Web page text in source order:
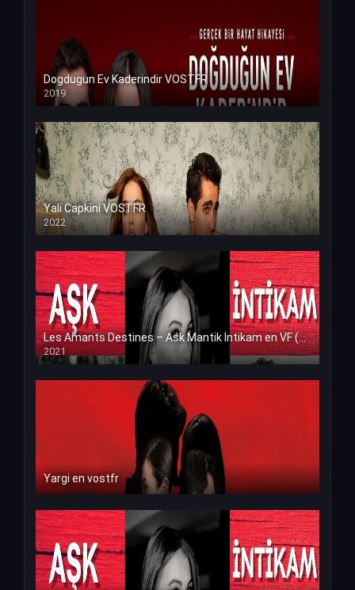
Dogdugun Ev Kaderindir VOSTFR
2019
Yali Capkini VOSTFR
2022
Les Amants Destines – Ask Mantik İntikam en VF (Voix Francaise)
2021
Yargi en vostfr